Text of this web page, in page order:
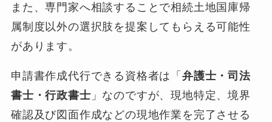
また、専門家へ相談することで相続土地国庫帰
属制度以外の選択肢を提案してもらえる可能性
があります。
申請書作成代行できる資格者は「弁護士・司法
書士・行政書士 」なのですが、現地特定、境界
確認及び図面作成などの現地作業を完了させる